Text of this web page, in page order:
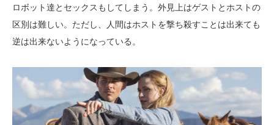
ロボット達とセックスもしてしまう。外見上はゲストとホストの
区別は難しい。ただし、人間はホストを撃ち殺すことは出来ても
逆は出来ないようになっている。